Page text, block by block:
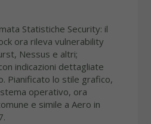
Statistiche Security: il
ora rileva vulnerability
Nessus e altri;
indicazioni dettagliate
Pianificato lo stile grafico,
operativo, ora
e simile a Aero in